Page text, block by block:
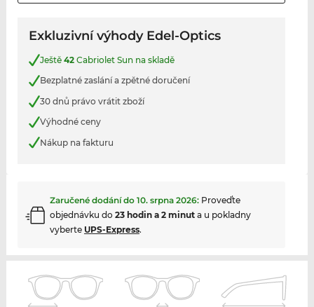
Exkluzivní výhody Edel-Optics
Ještě 42Cabriolet Sun na skladě
Bezplatné zaslání a zpětné doručení
30 dnů právo vrátit zboží
Výhodné ceny
Nákup na fakturu
Zaručené dodání do 10. srpna 2026: Proveďte
objednávku do 23 hodin a 2 minuta u pokladny
vyberte UPS-Express.